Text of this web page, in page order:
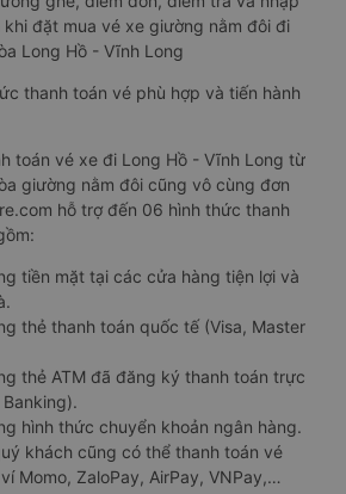
đặt mua vé xe giường nằm đôi đi
Long Hồ - Vĩnh Long
thanh toán vé phù hợp và tiến hành
toán vé xe đi Long Hồ - Vĩnh Long từ
giường nằm đôi cũng vô cùng đơn
hỗ trợ đến 06 hình thức thanh
tiền mặt tại các cửa hàng tiện lợi và
thẻ thanh toán quốc tế (Visa, Master
thẻ ATM đã đăng ký thanh toán trực
hình thức chuyển khoản ngân hàng.
khách cũng có thể thanh toán vé
Momo, ZaloPay, AirPay, VNPay,…